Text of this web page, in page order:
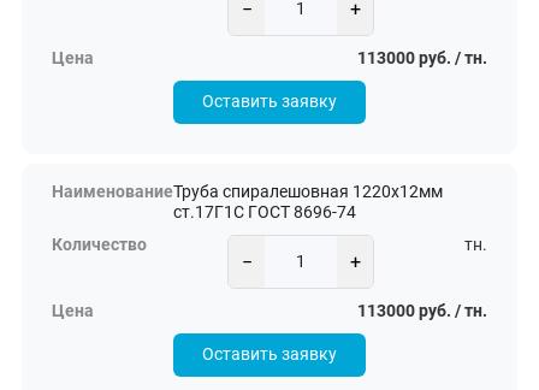
− +
113000 руб. / тн.
Оставить заявку
Труба спиралешовная 1220х12мм
ст.17Г1С ГОСТ 8696-74
− +
тн.
113000 руб. / тн.
Оставить заявку